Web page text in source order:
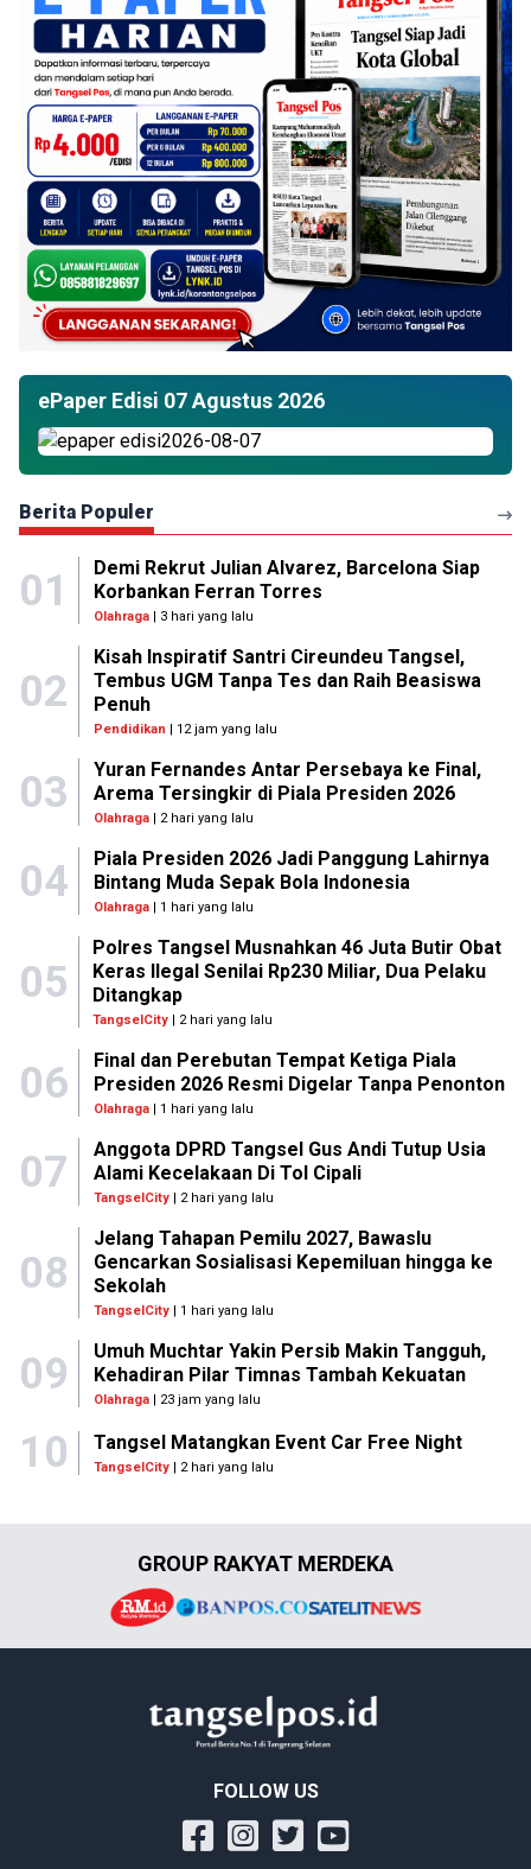
ePaper Edisi 07 Agustus 2026
Berita Populer
01
Demi Rekrut Julian Alvarez, Barcelona Siap
Korbankan Ferran Torres
Olahraga| 3 hari yang lalu
02
Kisah Inspiratif Santri Cireundeu Tangsel,
Tembus UGM Tanpa Tes dan Raih Beasiswa
Penuh
Pendidikan | 12 jam yang lalu
03
Yuran Fernandes Antar Persebaya ke Final,
Arema Tersingkir di Piala Presiden 2026
Olahraga| 2 hari yang lalu
04
Piala Presiden 2026 Jadi Panggung Lahirnya
Bintang Muda Sepak Bola Indonesia
Olahraga| 1 hari yang lalu
05
Polres Tangsel Musnahkan 46 Juta Butir Obat
Keras Ilegal Senilai Rp230 Miliar, Dua Pelaku
Ditangkap
TangselCity | 2 hari yang lalu
06
Final dan Perebutan Tempat Ketiga Piala
Presiden 2026 Resmi Digelar Tanpa Penonton
Olahraga| 1 hari yang lalu
07
Anggota DPRD Tangsel Gus Andi Tutup Usia
Alami Kecelakaan Di Tol Cipali
TangselCity| 2 hari yang lalu
08
Jelang Tahapan Pemilu 2027, Bawaslu
Gencarkan Sosialisasi Kepemiluan hingga ke
Sekolah
TangselCity| 1 hari yang lalu
09
Umuh Muchtar Yakin Persib Makin Tangguh,
Kehadiran Pilar Timnas Tambah Kekuatan
Olahraga| 23 jam yang lalu
10 Tangsel Matangkan Event Car Free Night
TangselCity | 2 hari yang lalu
GROUP RAKYAT MERDEKA
FOLLOW US